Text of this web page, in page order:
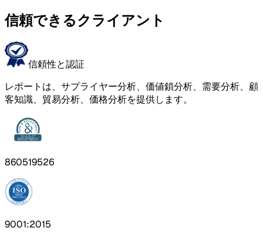
信頼できるクライアント
信頼性と認証
レポートは、サプライヤー分析、価値鎖分析、需要分析、顧
客知識、貿易分析、価格分析を提供します。
860519526
9001:2015